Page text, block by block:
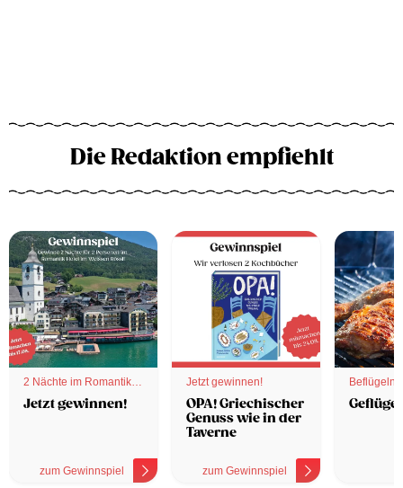
Die Redaktion empfiehlt
2 Nächte im Romantik
Hotel
Jetzt gewinnen!
zum Gewinnspiel
Jetzt gewinnen!
OPA! Griechischer
Genuss wie in der
Taverne
zum Gewinnspiel